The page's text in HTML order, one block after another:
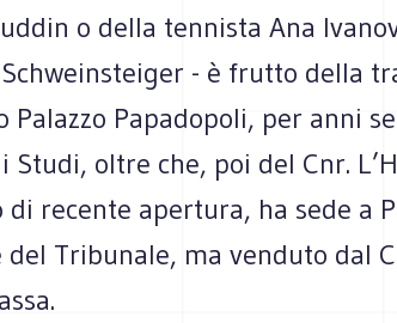
o della tennista Ana
- è frutto della
Palazzo Papadopoli, per anni
oltre che, poi del Cnr.
di recente apertura, ha sede a
del Tribunale, ma venduto dal